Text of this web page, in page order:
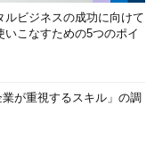
ルビジネスの成功に向けて
いこなすための5つのポイ
が重視するスキル」の調